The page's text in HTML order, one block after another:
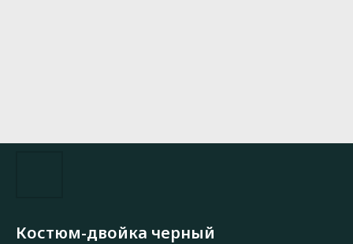
Костюм-двойка черный